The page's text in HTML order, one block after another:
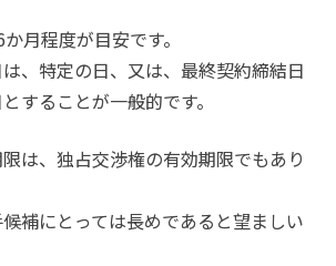
月程度が目安です。
、特定の日、又は、最終契約締結日
することが一般的です。
は、独占交渉権の有効期限でもあり
補にとっては長めであると望ましい